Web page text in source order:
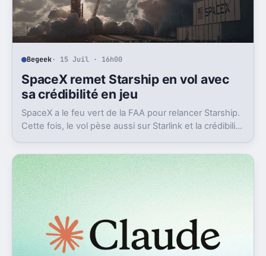
Begeek· 15 Juil · 16h00
SpaceX remet Starship en vol avec
sa crédibilité en jeu
SpaceX a le feu vert de la FAA pour relancer Starship.
Cette fois, le vol pèse aussi sur Starlink et la crédibilité